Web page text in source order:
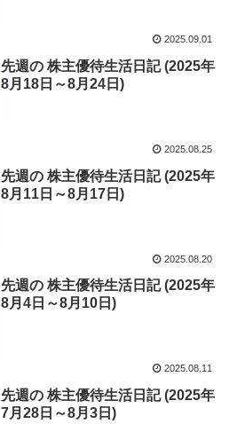
2025.09.01
先週の 株主優待生活日記 (2025年
8月18日～8月24日)
2025.08.25
先週の 株主優待生活日記 (2025年
8月11日～8月17日)
2025.08.20
先週の 株主優待生活日記 (2025年
8月4日～8月10日)
2025.08.11
先週の 株主優待生活日記 (2025年
7月28日～8月3日)